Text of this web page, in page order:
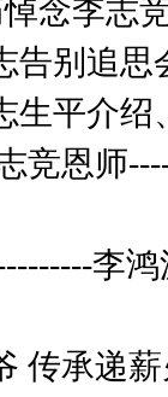
念李志
告别追思
生平介绍
竞恩师
李
传承递